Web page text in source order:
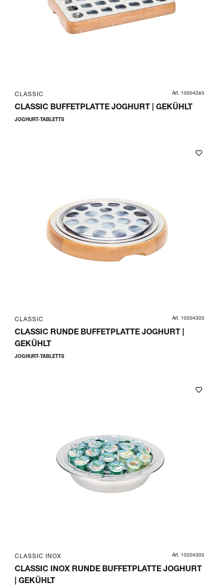
CLASSIC Art. 10504283
CLASSIC BUFFETPLATTE JOGHURT | GEKÜHLT
JOGHURT-TABLETTS
CLASSIC Art. 10504303
CLASSIC RUNDE BUFFETPLATTE JOGHURT |
GEKÜHLT
JOGHURT-TABLETTS
CLASSIC INOX Art. 10204303
CLASSIC INOX RUNDE BUFFETPLATTE JOGHURT
| GEKÜHLT